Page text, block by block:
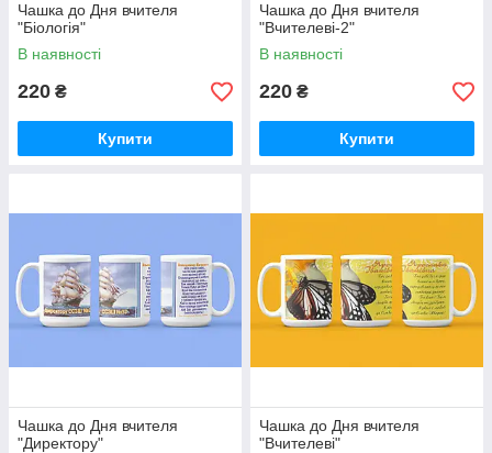
Чашка до Дня вчителя
"Біологія"
В наявності
220 ₴
Купити
Чашка до Дня вчителя
"Вчителеві-2"
В наявності
220 ₴
Купити
Чашка до Дня вчителя
"Директору"
Чашка до Дня вчителя
"Вчителеві"